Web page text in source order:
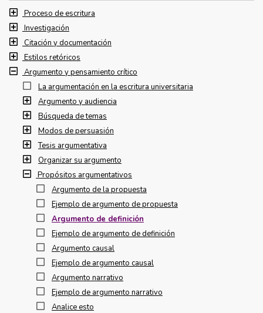
Proceso de escritura
Investigación
Citación y documentación
Estilos retóricos
Argumento y pensamiento crítico
La argumentación en la escritura universitaria
Argumento y audiencia
Búsqueda de temas
Modos de persuasión
Tesis argumentativa
Organizar su argumento
Propósitos argumentativos
Argumento de la propuesta
Ejemplo de argumento de propuesta
Argumento de definición
Ejemplo de argumento de definición
Argumento causal
Ejemplo de argumento causal
Argumento narrativo
Ejemplo de argumento narrativo
Analice esto